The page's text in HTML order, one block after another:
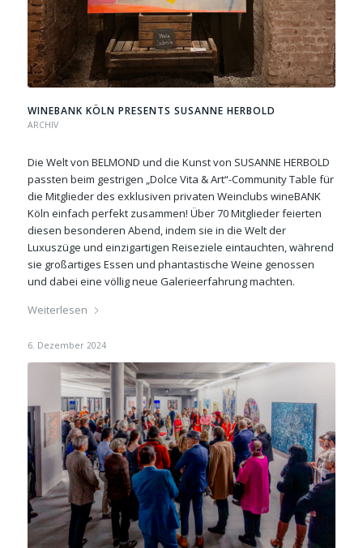
WINEBANK KÖLN PRESENTS SUSANNE HERBOLD
ARCHIV
Die Welt von BELMOND und die Kunst von SUSANNE HERBOLD
passten beim gestrigen „Dolce Vita & Art“-Community Table für
die Mitglieder des exklusiven privaten Weinclubs wineBANK
Köln einfach perfekt zusammen! Über 70 Mitglieder feierten
diesen besonderen Abend, indem sie in die Welt der
Luxuszüge und einzigartigen Reiseziele eintauchten, während
sie großartiges Essen und phantastische Weine genossen
und dabei eine völlig neue Galerieerfahrung machten.
Weiterlesen
6. Dezember 2024